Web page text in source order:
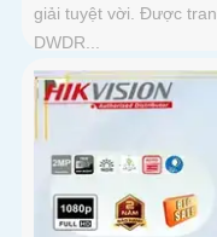
giải tuyệt vời. Được
DWDR...